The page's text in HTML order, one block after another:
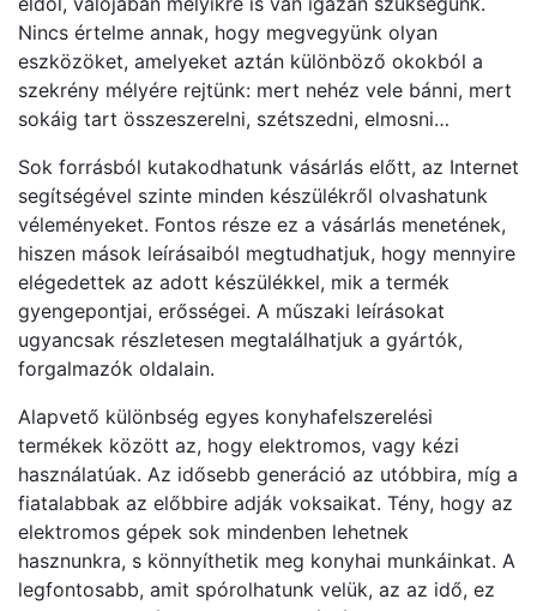
Nincs értelme annak, hogy megvegyünk olyan
eszközöket, amelyeket aztán különböző okokból a
szekrény mélyére rejtünk: mert nehéz vele bánni, mert
sokáig tart összeszerelni, szétszedni, elmosni…
Sok forrásból kutakodhatunk vásárlás előtt, az Internet
segítségével szinte minden készülékről olvashatunk
véleményeket. Fontos része ez a vásárlás menetének,
hiszen mások leírásaiból megtudhatjuk, hogy mennyire
elégedettek az adott készülékkel, mik a termék
gyengepontjai, erősségei. A műszaki leírásokat
ugyancsak részletesen megtalálhatjuk a gyártók,
forgalmazók oldalain.
Alapvető különbség egyes konyhafelszerelési
termékek között az, hogy elektromos, vagy kézi
használatúak. Az idősebb generáció az utóbbira, míg a
fiatalabbak az előbbire adják voksaikat. Tény, hogy az
elektromos gépek sok mindenben lehetnek
hasznunkra, s könnyíthetik meg konyhai munkáinkat. A
legfontosabb, amit spórolhatunk velük, az az idő, ez